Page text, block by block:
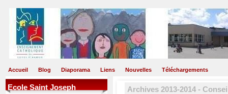
Accueil Blog Diaporama Liens Nouvelles Téléchargements
Ecole Saint Joseph Archives 2013-2014 -